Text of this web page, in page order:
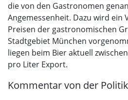
die von den Gastronomen
Angemessenheit. Dazu wird ein
Preisen der gastronomischen
Stadtgebiet München
liegen beim Bier aktuell
pro Liter Export.
Kommentar von der Politik